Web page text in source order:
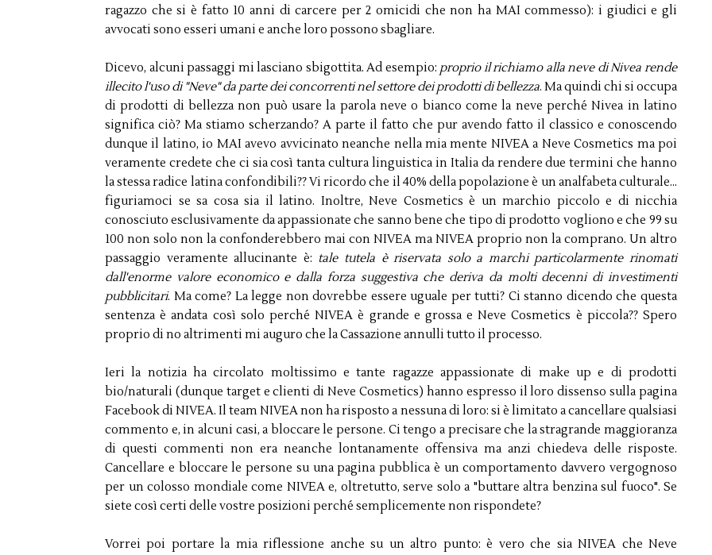
ragazzo che si è fatto 10 anni di carcere per 2 omicidi che non ha MAI commesso): i giudici e gli
avvocati sono esseri umani e anche loro possono sbagliare.
Dicevo, alcuni passaggi mi lasciano sbigottita. Ad esempio: proprio il richiamo alla neve di Nivea rende
illecito l'uso di "Neve" da parte dei concorrenti nel settore dei prodotti di bellezza. Ma quindi chi si occupa
di prodotti di bellezza non può usare la parola neve o bianco come la neve perché Nivea in latino
significa ciò? Ma stiamo scherzando? A parte il fatto che pur avendo fatto il classico e conoscendo
dunque il latino, io MAI avevo avvicinato neanche nella mia mente NIVEA a Neve Cosmetics ma poi
veramente credete che ci sia così tanta cultura linguistica in Italia da rendere due termini che hanno
la stessa radice latina confondibili?? Vi ricordo che il 40% della popolazione è un analfabeta culturale...
figuriamoci se sa cosa sia il latino. Inoltre, Neve Cosmetics è un marchio piccolo e di nicchia
conosciuto esclusivamente da appassionate che sanno bene che tipo di prodotto vogliono e che 99 su
100 non solo non la confonderebbero mai con NIVEA ma NIVEA proprio non la comprano. Un altro
passaggio veramente allucinante è: tale tutela è riservata solo a marchi particolarmente rinomati
dall'enorme valore economico e dalla forza suggestiva che deriva da molti decenni di investimenti
pubblicitari. Ma come? La legge non dovrebbe essere uguale per tutti? Ci stanno dicendo che questa
sentenza è andata così solo perché NIVEA è grande e grossa e Neve Cosmetics è piccola?? Spero
proprio di no altrimenti mi auguro che la Cassazione annulli tutto il processo.
Ieri la notizia ha circolato moltissimo e tante ragazze appassionate di make up e di prodotti
bio/naturali (dunque target e clienti di Neve Cosmetics) hanno espresso il loro dissenso sulla pagina
Facebook di NIVEA. Il team NIVEA non ha risposto a nessuna di loro: si è limitato a cancellare qualsiasi
commento e, in alcuni casi, a bloccare le persone. Ci tengo a precisare che la stragrande maggioranza
di questi commenti non era neanche lontanamente offensiva ma anzi chiedeva delle risposte.
Cancellare e bloccare le persone su una pagina pubblica è un comportamento davvero vergognoso
per un colosso mondiale come NIVEA e, oltretutto, serve solo a "buttare altra benzina sul fuoco". Se
siete così certi delle vostre posizioni perché semplicemente non rispondete?
Vorrei poi portare la mia riflessione anche su un altro punto: è vero che sia NIVEA che Neve